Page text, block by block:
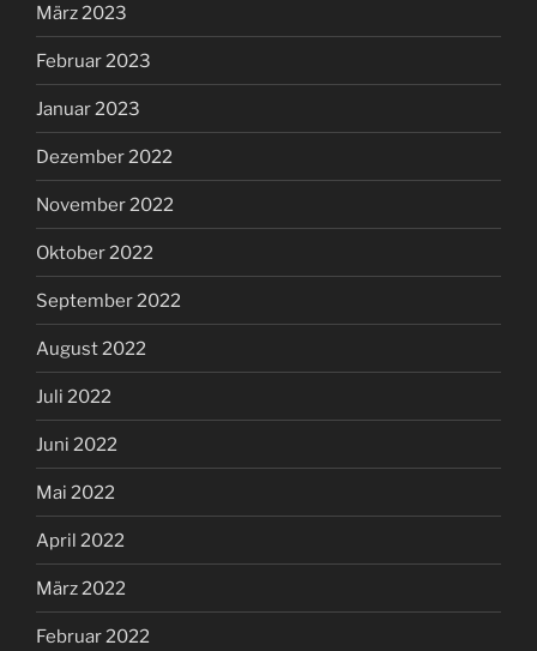
März 2023
Februar 2023
Januar 2023
Dezember 2022
November 2022
Oktober 2022
September 2022
August 2022
Juli 2022
Juni 2022
Mai 2022
April 2022
März 2022
Februar 2022